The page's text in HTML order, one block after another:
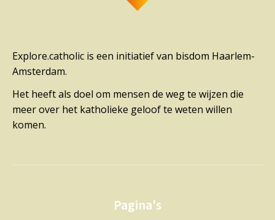
Explore.catholic is een initiatief van bisdom Haarlem-
Amsterdam.
Het heeft als doel om mensen de weg te wijzen die
meer over het katholieke geloof te weten willen
komen.
Pagina's